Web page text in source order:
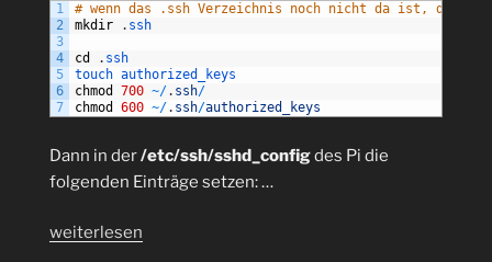
1
2
3
4
5
6
7
# wenn das .ssh Verzeichnis noch nicht da ist, dann
mkdir
. ssh
cd . ssh
touch authorized_keys
chmod
700 ~/. ssh/
chmod
600 ~/. ssh/authorized_keys
Dann in der/etc/ssh/sshd_configdes Pi die
folgenden Einträge setzen: …
„Raspberry
weiterlesen